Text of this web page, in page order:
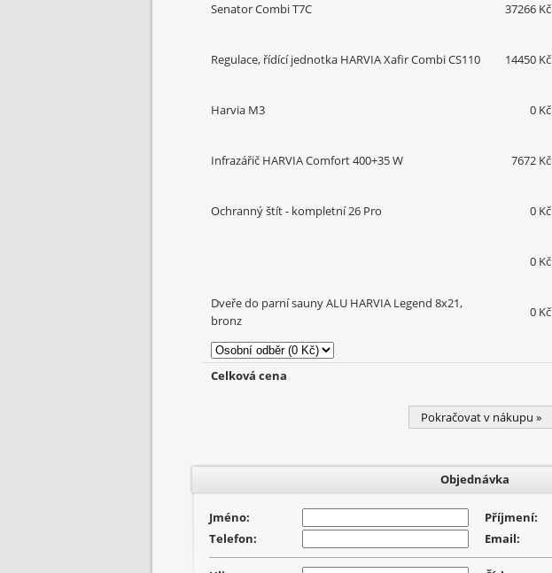
Senator Combi T7C 37266 Kč
Regulace, řídící jednotka HARVIA Xafir Combi CS110 14450 Kč
Harvia M3 0 Kč
Infrazářič HARVIA Comfort 400+35 W 7672 Kč
Ochranný štít - kompletní 26 Pro 0 Kč
0 Kč
Dveře do parní sauny ALU HARVIA Legend 8x21,
bronz
0 Kč
Celková cena
Pokračovat v nákupu »
Objednávka
Jméno:
Příjmení:
Telefon:
Email: